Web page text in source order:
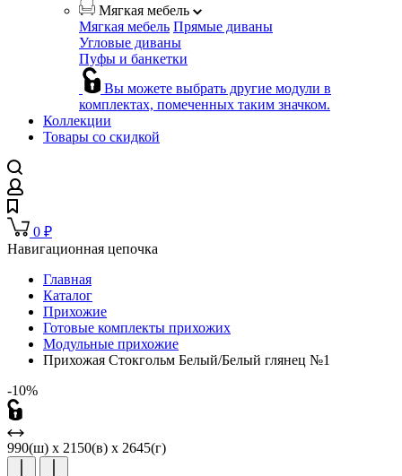
Мягкая мебель
Мягкая мебель Прямые диваны
Угловые диваны
Пуфы и банкетки
Вы можете выбрать другие модули в
комплектах, помеченных таким значком.
Коллекции
Товары со скидкой
0 ₽
Навигационная цепочка
Главная
Каталог
Прихожие
Готовые комплекты прихожих
Модульные прихожие
Прихожая Стокгольм Белый/Белый глянец №1
-10%
990(ш) x 2150(в) x 2645(г)